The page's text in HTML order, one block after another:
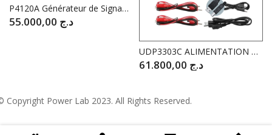
P4120A Générateur de Signaux arbitraires 1 µHz – 5 MH
د.ج
UDP3303C ALIMENTATION PROGRAMMABLE 3CH 2X 30V 3A 1.8V 3A 195W
د.ج
Copyright Power Lab 2023. All Rights Reserved.